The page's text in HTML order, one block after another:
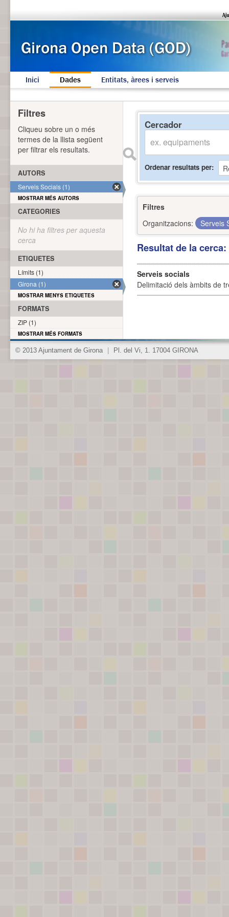
Inici Dades Entitats, àrees i serveis
Cercador
Ordenar resultats per
Filtres
Organitzacions:
Serveis
Resultat de la
Serveis socials
Delimitació dels àmbits de
Filtres
Cliqueu sobre un o més
termes de la llista següent
per filtrar els resultats.
AUTORS
Serveis Socials (1)
MOSTRAR MÉS AUTORS
CATEGORIES
No hi ha filtres per aquesta
cerca
ETIQUETES
Límits (1)
Girona (1)
MOSTRAR MENYS ETIQUETES
FORMATS
ZIP (1)
MOSTRAR MÉS FORMATS
© 2013 Ajuntament de Girona Pl. del Vi, 1. 17004 GIRONA